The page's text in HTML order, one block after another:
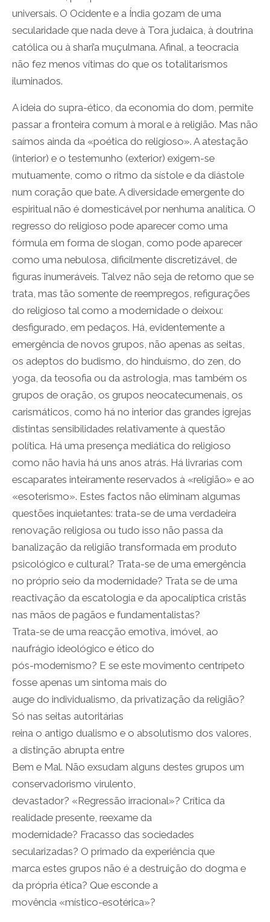
universais. O Ocidente e a Índia gozam de uma
secularidade que nada deve à Tora judaica, à doutrina
católica ou à shari’a muçulmana. Afinal, a teocracia
não fez menos vítimas do que os totalitarismos
iluminados.
A ideia do supra-ético, da economia do dom, permite
passar a fronteira comum à moral e à religião. Mas não
saímos ainda da «poética do religioso». A atestação
(interior) e o testemunho (exterior) exigem-se
mutuamente, como o ritmo da sístole e da diástole
num coração que bate. A diversidade emergente do
espiritual não é domesticável por nenhuma analítica. O
regresso do religioso pode aparecer como uma
fórmula em forma de slogan, como pode aparecer
como uma nebulosa, dificilmente discretizável, de
figuras inumeráveis. Talvez não seja de retorno que se
trata, mas tão somente de reempregos, refigurações
do religioso tal como a modernidade o deixou:
desfigurado, em pedaços. Há, evidentemente a
emergência de novos grupos, não apenas as seitas,
os adeptos do budismo, do hinduísmo, do zen, do
yoga, da teosofia ou da astrologia, mas também os
grupos de oração, os grupos neocatecumenais, os
carismáticos, como há no interior das grandes igrejas
distintas sensibilidades relativamente à questão
política. Há uma presença mediática do religioso
como não havia há uns anos atrás. Há livrarias com
escaparates inteiramente reservados à «religião» e ao
«esoterismo». Estes factos não eliminam algumas
questões inquietantes: trata-se de uma verdadeira
renovação religiosa ou tudo isso não passa da
banalização da religião transformada em produto
psicológico e cultural? Trata-se de uma emergência
no próprio seio da modernidade? Trata se de uma
reactivação da escatologia e da apocalíptica cristãs
nas mãos de pagãos e fundamentalistas?
Trata-se de uma reacção emotiva, imóvel, ao
naufrágio ideológico e ético do
pós-modernismo? E se este movimento centrípeto
fosse apenas um sintoma mais do
auge do individualismo, da privatização da religião?
Só nas seitas autoritárias
reina o antigo dualismo e o absolutismo dos valores,
a distinção abrupta entre
Bem e Mal. Não exsudam alguns destes grupos um
conservadorismo virulento,
devastador? «Regressão irracional»? Crítica da
realidade presente, reexame da
modernidade? Fracasso das sociedades
secularizadas? O primado da experiência que
marca estes grupos não é a destruição do dogma e
da própria ética? Que esconde a
movência «místico-esotérica»?